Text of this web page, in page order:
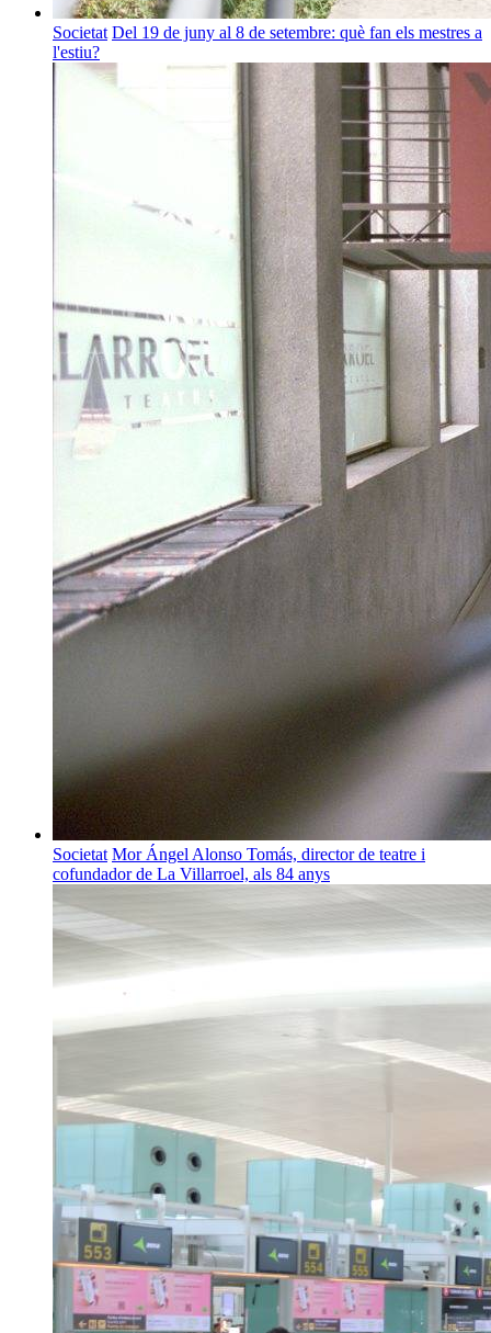
Societat Del 19 de juny al 8 de setembre: què fan els mestres a
l'estiu?
Societat Mor Ángel Alonso Tomás, director de teatre i
cofundador de La Villarroel, als 84 anys